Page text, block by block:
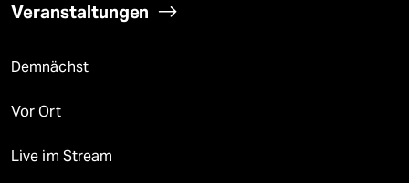
Veranstaltungen
Demnächst
Vor Ort
Live im Stream